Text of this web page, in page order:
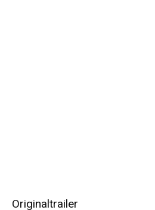
Originaltrailer